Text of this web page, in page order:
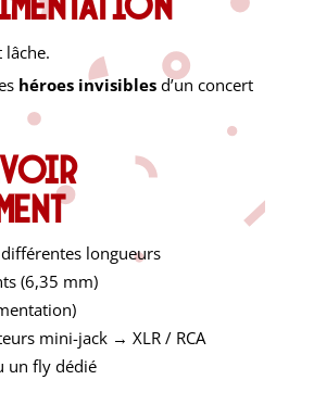
lâche.
héroes invisiblesd’un concert
différentes longueurs
(6,35 mm)
mini-jack → XLR / RCA
un fly dédié